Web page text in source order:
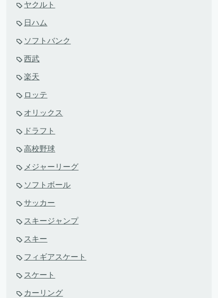
ヤクルト
日ハム
ソフトバンク
西武
楽天
ロッテ
オリックス
ドラフト
高校野球
メジャーリーグ
ソフトボール
サッカー
スキージャンプ
スキー
フィギアスケート
スケート
カーリング